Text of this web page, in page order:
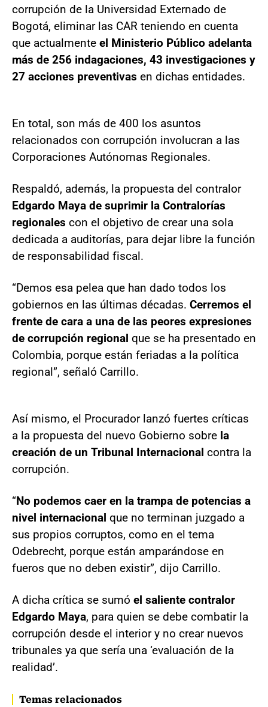
corrupción de la Universidad Externado de
Bogotá, eliminar las CAR teniendo en cuenta
que actualmente el Ministerio Público adelanta
más de 256 indagaciones, 43 investigaciones y
27 acciones preventivas en dichas entidades.
En total, son más de 400 los asuntos
relacionados con corrupción involucran a las
Corporaciones Autónomas Regionales.
Respaldó, además, la propuesta del contralor
Edgardo Maya de suprimir la Contralorías
regionales con el objetivo de crear una sola
dedicada a auditorías, para dejar libre la función
de responsabilidad fiscal.
“Demos esa pelea que han dado todos los
gobiernos en las últimas décadas. Cerremos el
frente de cara a una de las peores expresiones
de corrupción regional que se ha presentado en
Colombia, porque están feriadas a la política
regional”, señaló Carrillo.
Así mismo, el Procurador lanzó fuertes críticas
a la propuesta del nuevo Gobierno sobre la
creación de un Tribunal Internacional contra la
corrupción.
“No podemos caer en la trampa de potencias a
nivel internacional que no terminan juzgado a
sus propios corruptos, como en el tema
Odebrecht, porque están amparándose en
fueros que no deben existir”, dijo Carrillo.
A dicha crítica se sumó el saliente contralor
Edgardo Maya, para quien se debe combatir la
corrupción desde el interior y no crear nuevos
tribunales ya que sería una ‘evaluación de la
realidad’.
Temas relacionados